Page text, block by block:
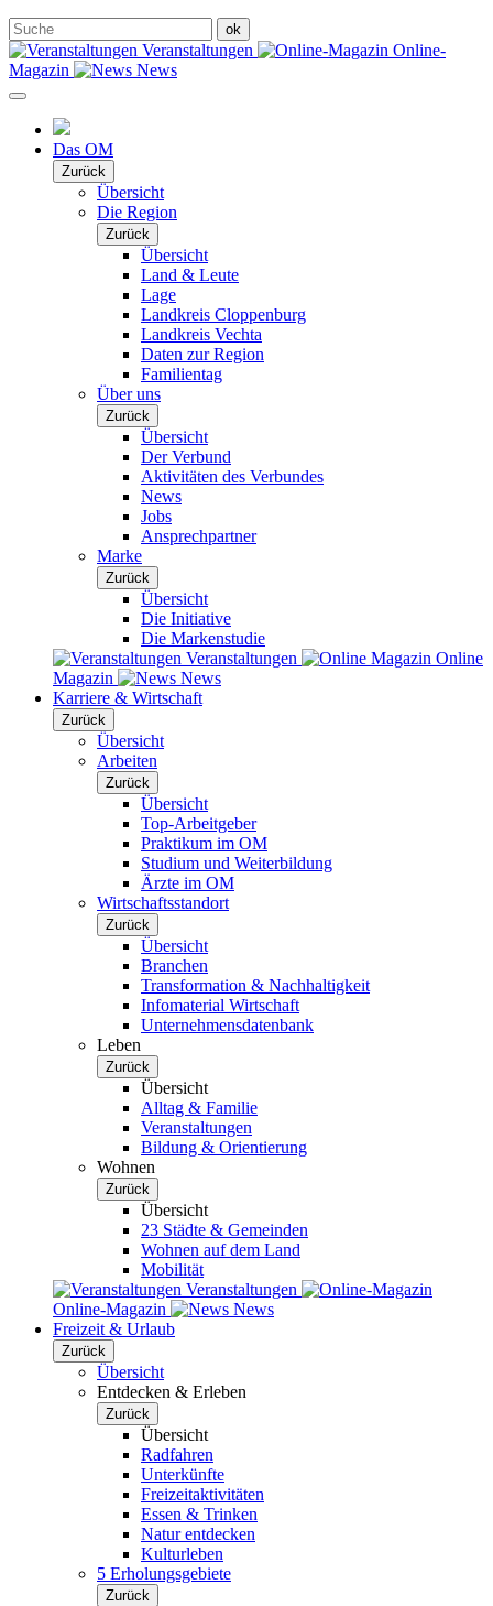
Veranstaltungen
Online-
Magazin
News
Das OM
Zurück
Übersicht
Die Region
Zurück
Übersicht
Land & Leute
Lage
Landkreis Cloppenburg
Landkreis Vechta
Daten zur Region
Familientag
Über uns
Zurück
Übersicht
Der Verbund
Aktivitäten des Verbundes
News
Jobs
Ansprechpartner
Marke
Zurück
Übersicht
Die Initiative
Die Markenstudie
Veranstaltungen
Online
Magazin
News
Karriere & Wirtschaft
Zurück
Übersicht
Arbeiten
Zurück
Übersicht
Top-Arbeitgeber
Praktikum im OM
Studium und Weiterbildung
Ärzte im OM
Wirtschaftsstandort
Zurück
Übersicht
Branchen
Transformation & Nachhaltigkeit
Infomaterial Wirtschaft
Unternehmensdatenbank
Leben
Zurück
Übersicht
Alltag & Familie
Veranstaltungen
Bildung & Orientierung
Wohnen
Zurück
Übersicht
23 Städte & Gemeinden
Wohnen auf dem Land
Mobilität
Veranstaltungen
Online-Magazin
News
Freizeit & Urlaub
Zurück
Übersicht
Entdecken & Erleben
Zurück
Übersicht
Radfahren
Unterkünfte
Freizeitaktivitäten
Essen & Trinken
Natur entdecken
Kulturleben
5 Erholungsgebiete
Zurück